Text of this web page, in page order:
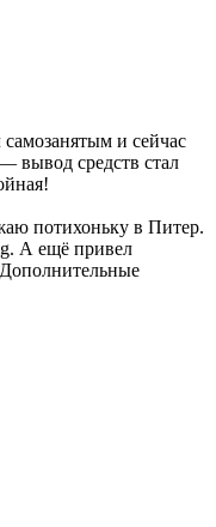
и сейчас
вывод средств стал
потихоньку в Питер.
А ещё привел